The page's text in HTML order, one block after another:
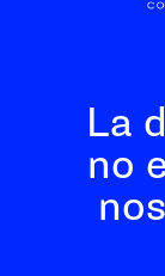
La
no